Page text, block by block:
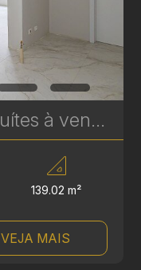
Apartamento com 3 suítes à venda no Edifício Casamia - 139,02 m² | Ref. 1771
139.02 m²
VEJA MAIS